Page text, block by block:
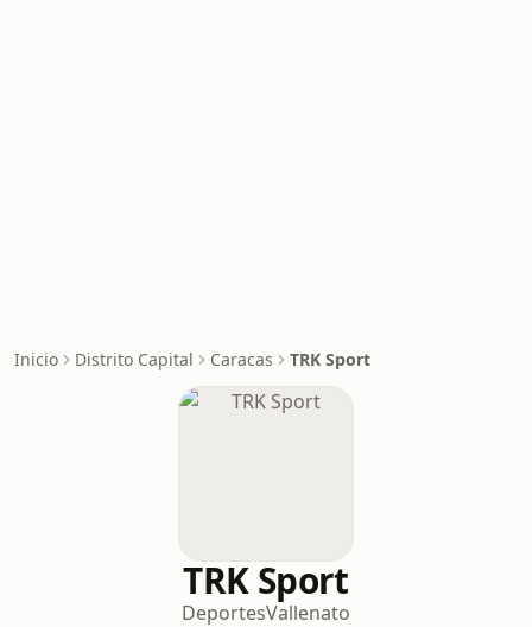
Inicio Distrito Capital Caracas TRK Sport
TRK Sport
DeportesVallenato